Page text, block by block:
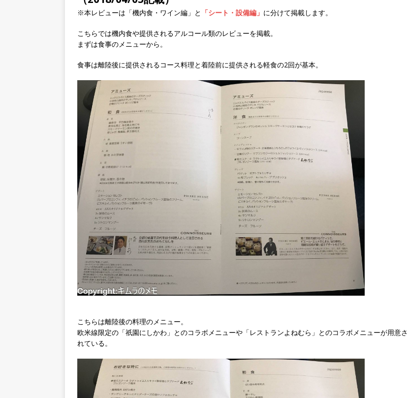
※本レビューは「機内食・ワイン編」と 「シート・設備編」 に分けて掲載します。
こちらでは機内食や提供されるアルコール類のレビューを掲載。
まずは食事のメニューから。
食事は離陸後に提供されるコース料理と着陸前に提供される軽食の2回が基本。
こちらは離陸後の料理のメニュー。
欧米線限定の「祇園にしかわ」とのコラボメニューや「レストランよねむら」とのコラボメニューが用意さ
れている。